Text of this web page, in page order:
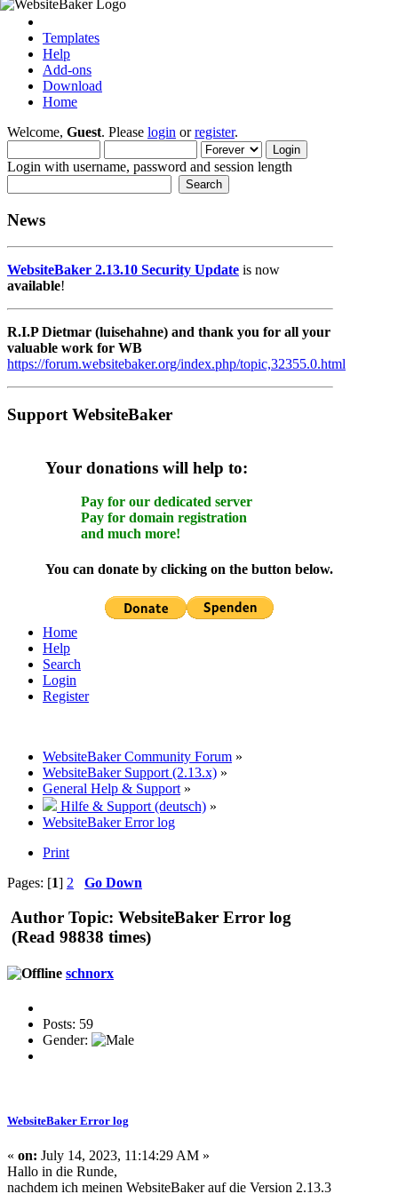
Templates
Help
Add-ons
Download
Home
Welcome, Guest. Please login orregister.
Login with username, password and session length
News
WebsiteBaker 2.13.10 Security Update is now
available!
R.I.P Dietmar (luisehahne) and thank you for all your
valuable work for WB
https://forum.websitebaker.org/index.php/topic,32355.0.html
Support WebsiteBaker
Your donations will help to:
Pay for our dedicated server
Pay for domain registration
and much more!
You can donate by clicking on the button below.
Home
Help
Search
Login
Register
WebsiteBaker Community Forum »
WebsiteBaker Support (2.13.x) »
General Help & Support »
Hilfe & Support (deutsch) »
WebsiteBaker Error log
Print
Pages: [1] 2 Go Down
Author Topic: WebsiteBaker Error log
(Read 98838 times)
schnorx
Posts: 59
Gender:
WebsiteBaker Error log
« on: July 14, 2023, 11:14:29 AM »
Hallo in die Runde,
nachdem ich meinen WebsiteBaker auf die Version 2.13.3